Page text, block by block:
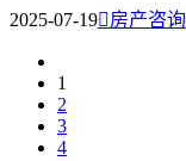
2025-07-19房产咨询
1
2
3
4